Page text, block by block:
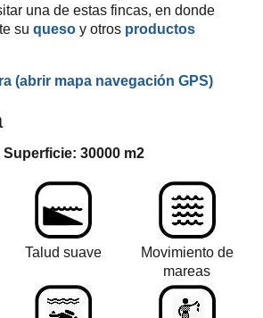
una de estas fincas, en donde
su queso y otros productos
(abrir mapa navegación GPS)
30000 m2
Talud suave
Movimiento de
mareas